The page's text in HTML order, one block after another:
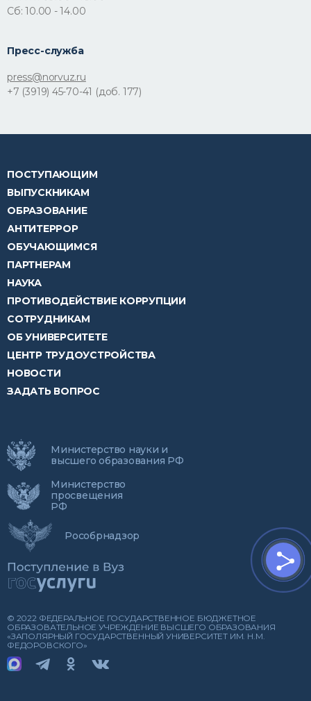
Сб: 10.00 - 14.00
Пресс-служба
press@norvuz.ru
+7 (3919) 45-70-41 (доб. 177)
ПОСТУПАЮЩИМ
ВЫПУСКНИКАМ
ОБРАЗОВАНИЕ
АНТИТЕРРОР
ОБУЧАЮЩИМСЯ
ПАРТНЕРАМ
НАУКА
ПРОТИВОДЕЙСТВИЕ КОРРУПЦИИ
СОТРУДНИКАМ
ОБ УНИВЕРСИТЕТЕ
ЦЕНТР ТРУДОУСТРОЙСТВА
НОВОСТИ
ЗАДАТЬ ВОПРОС
Министерство науки и
высшего образования РФ
Министерство
просвещения
РФ
Рособрнадзор
© 2022 ФЕДЕРАЛЬНОЕ ГОСУДАРСТВЕННОЕ БЮДЖЕТНОЕ
ОБРАЗОВАТЕЛЬНОЕ УЧРЕЖДЕНИЕ ВЫСШЕГО ОБРАЗОВАНИЯ
«ЗАПОЛЯРНЫЙ ГОСУДАРСТВЕННЫЙ УНИВЕРСИТЕТ ИМ. Н.М.
ФЕДОРОВСКОГО»